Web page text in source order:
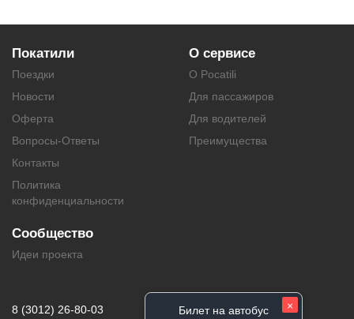
Покатили
Поездки
Новости
Оферта
Вопросы-Ответы
Контакты
Политика
конфиденциальности
О сервисе
О Pocatili
Для пассажиров
Для водителей
Преимущества
Сообщество
Идеи проекта
8 (3012) 26-80-03 ×
Билет на автобус